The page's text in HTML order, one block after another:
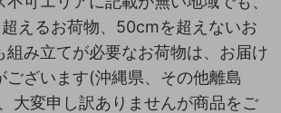
えるお荷物、50cmを超えないお
組み立てが必要なお荷物は、お届け
ございます(沖縄県、その他離島
大変申し訳ありませんが商品をご